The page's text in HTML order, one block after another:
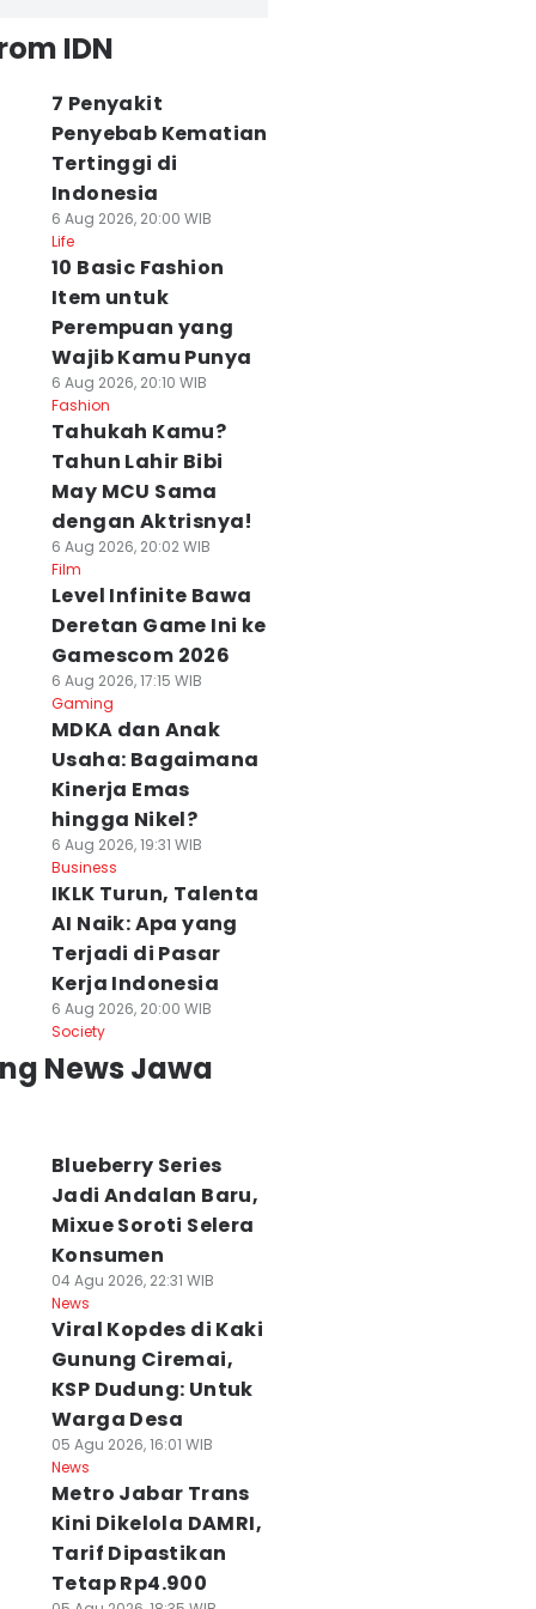
IDN
7 Penyakit
Penyebab Kematian
Tertinggi di
Indonesia
6 Aug 2026, 20:00 WIB
Life
10 Basic Fashion
Item untuk
Perempuan yang
Wajib Kamu Punya
6 Aug 2026, 20:10 WIB
Fashion
Tahukah Kamu?
Tahun Lahir Bibi
May MCU Sama
dengan Aktrisnya!
6 Aug 2026, 20:02 WIB
Film
Level Infinite Bawa
Deretan Game Ini ke
Gamescom 2026
6 Aug 2026, 17:15 WIB
Gaming
MDKA dan Anak
Usaha: Bagaimana
Kinerja Emas
hingga Nikel?
6 Aug 2026, 19:31 WIB
Business
IKLK Turun, Talenta
AI Naik: Apa yang
Terjadi di Pasar
Kerja Indonesia
6 Aug 2026, 20:00 WIB
Society
News Jawa
Blueberry Series
Jadi Andalan Baru,
Mixue Soroti Selera
Konsumen
04 Agu 2026, 22:31 WIB
News
Viral Kopdes di Kaki
Gunung Ciremai,
KSP Dudung: Untuk
Warga Desa
05 Agu 2026, 16:01 WIB
News
Metro Jabar Trans
Kini Dikelola DAMRI,
Tarif Dipastikan
Tetap Rp4.900